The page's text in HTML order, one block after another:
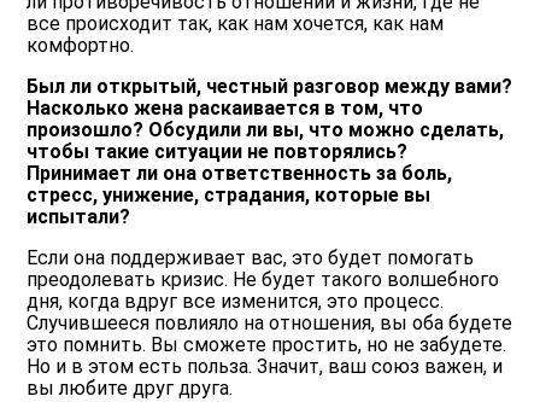
все происходит так, как нам хочется, как нам
комфортно.
Был ли открытый, честный разговор между вами?
Насколько жена раскаивается в том, что
произошло? Обсудили ли вы, что можно сделать,
чтобы такие ситуации не повторялись?
Принимает ли она ответственность за боль,
стресс, унижение, страдания, которые вы
испытали?
Если она поддерживает вас, это будет помогать
преодолевать кризис. Не будет такого волшебного
дня, когда вдруг все изменится, это процесс.
Случившееся повлияло на отношения, вы оба будете
это помнить. Вы сможете простить, но не забудете.
Но и в этом есть польза. Значит, ваш союз важен, и
вы любите друг друга.